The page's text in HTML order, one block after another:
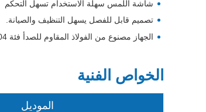
شاشة اللمس سهلة الاستخدام تسهل التحكم
تصميم قابل للفصل يسهل التنظيف والصيانة.
الجهاز مصنوع من الفولاذ المقاوم للصدأ فئة SUS304 ومواد غير معدنية من الدرجة الغذائية، وهي مطابقة لمعيار HACCP.
الخواص الفنية
الموديل